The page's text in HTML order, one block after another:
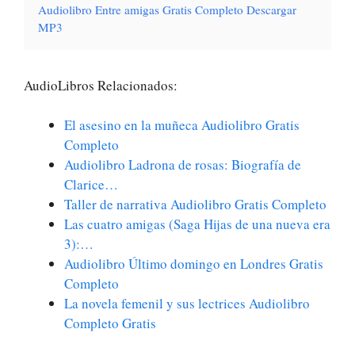
Audiolibro Entre amigas Gratis Completo Descargar
MP3
AudioLibros Relacionados:
El asesino en la muñeca Audiolibro Gratis
Completo
Audiolibro Ladrona de rosas: Biografía de
Clarice…
Taller de narrativa Audiolibro Gratis Completo
Las cuatro amigas (Saga Hijas de una nueva era
3):…
Audiolibro Último domingo en Londres Gratis
Completo
La novela femenil y sus lectrices Audiolibro
Completo Gratis